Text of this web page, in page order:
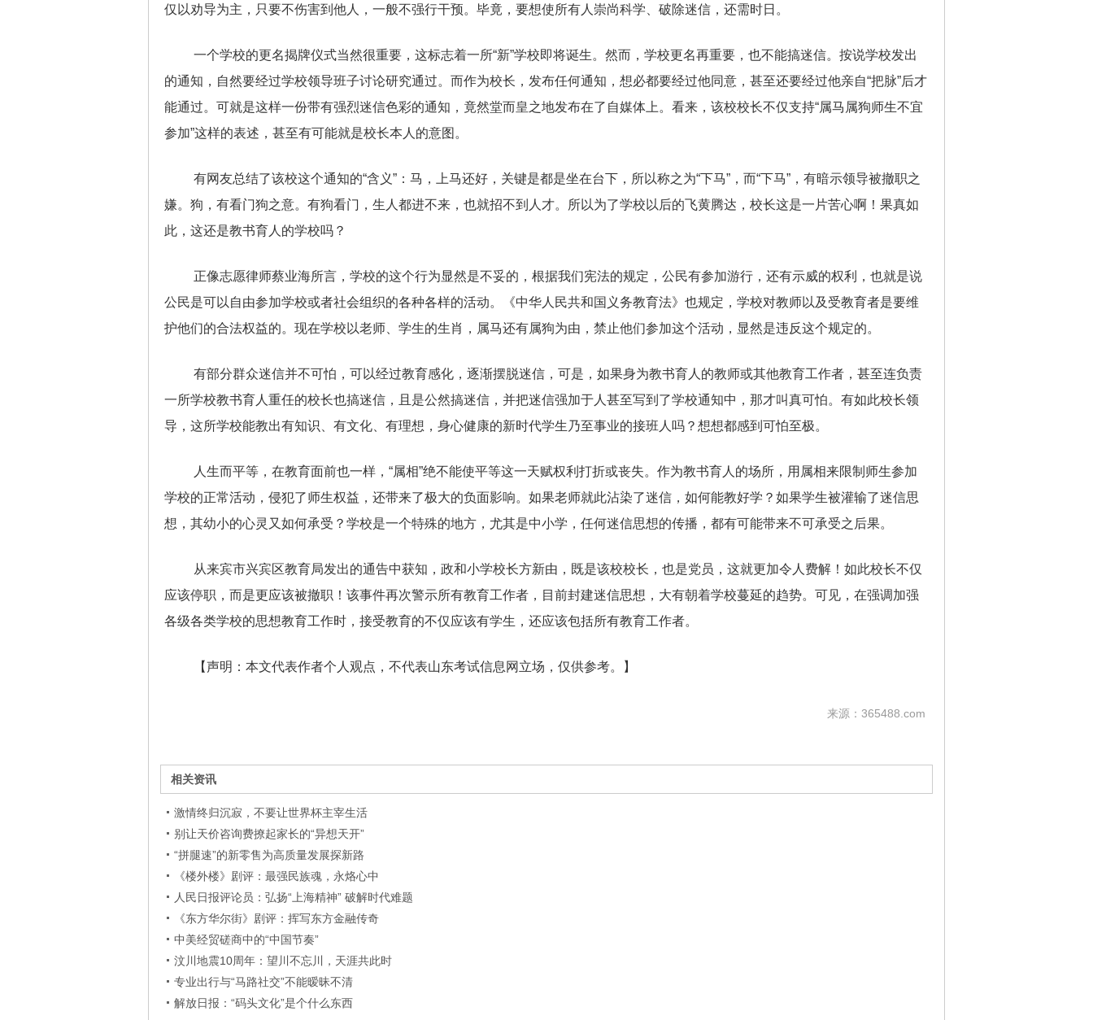
仅以劝导为主，只要不伤害到他人，一般不强行干预。毕竟，要想使所有人崇尚科学、破除迷信，还需时日。
一个学校的更名揭牌仪式当然很重要，这标志着一所“新”学校即将诞生。然而，学校更名再重要，也不能搞迷信。按说学校发出
的通知，自然要经过学校领导班子讨论研究通过。而作为校长，发布任何通知，想必都要经过他同意，甚至还要经过他亲自“把脉”后才
能通过。可就是这样一份带有强烈迷信色彩的通知，竟然堂而皇之地发布在了自媒体上。看来，该校校长不仅支持“属马属狗师生不宜
参加”这样的表述，甚至有可能就是校长本人的意图。
有网友总结了该校这个通知的“含义”：马，上马还好，关键是都是坐在台下，所以称之为“下马”，而“下马”，有暗示领导被撤职之
嫌。狗，有看门狗之意。有狗看门，生人都进不来，也就招不到人才。所以为了学校以后的飞黄腾达，校长这是一片苦心啊！果真如
此，这还是教书育人的学校吗？
正像志愿律师蔡业海所言，学校的这个行为显然是不妥的，根据我们宪法的规定，公民有参加游行，还有示威的权利，也就是说
公民是可以自由参加学校或者社会组织的各种各样的活动。《中华人民共和国义务教育法》也规定，学校对教师以及受教育者是要维
护他们的合法权益的。现在学校以老师、学生的生肖，属马还有属狗为由，禁止他们参加这个活动，显然是违反这个规定的。
有部分群众迷信并不可怕，可以经过教育感化，逐渐摆脱迷信，可是，如果身为教书育人的教师或其他教育工作者，甚至连负责
一所学校教书育人重任的校长也搞迷信，且是公然搞迷信，并把迷信强加于人甚至写到了学校通知中，那才叫真可怕。有如此校长领
导，这所学校能教出有知识、有文化、有理想，身心健康的新时代学生乃至事业的接班人吗？想想都感到可怕至极。
人生而平等，在教育面前也一样，“属相”绝不能使平等这一天赋权利打折或丧失。作为教书育人的场所，用属相来限制师生参加
学校的正常活动，侵犯了师生权益，还带来了极大的负面影响。如果老师就此沾染了迷信，如何能教好学？如果学生被灌输了迷信思
想，其幼小的心灵又如何承受？学校是一个特殊的地方，尤其是中小学，任何迷信思想的传播，都有可能带来不可承受之后果。
从来宾市兴宾区教育局发出的通告中获知，政和小学校长方新由，既是该校校长，也是党员，这就更加令人费解！如此校长不仅
应该停职，而是更应该被撤职！该事件再次警示所有教育工作者，目前封建迷信思想，大有朝着学校蔓延的趋势。可见，在强调加强
各级各类学校的思想教育工作时，接受教育的不仅应该有学生，还应该包括所有教育工作者。
【声明：本文代表作者个人观点，不代表山东考试信息网立场，仅供参考。】
来源：365488.com
相关资讯
激情终归沉寂，不要让世界杯主宰生活
别让天价咨询费撩起家长的“异想天开”
“拼腿速”的新零售为高质量发展探新路
《楼外楼》剧评：最强民族魂，永烙心中
人民日报评论员：弘扬“上海精神” 破解时代难题
《东方华尔街》剧评：挥写东方金融传奇
中美经贸磋商中的“中国节奏”
汶川地震10周年：望川不忘川，天涯共此时
专业出行与“马路社交”不能暧昧不清
解放日报：“码头文化”是个什么东西